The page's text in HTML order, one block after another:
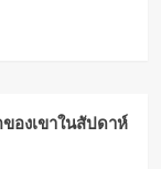
องเขาในสัปดาห์